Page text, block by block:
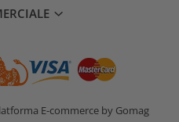
E-commerce by Gomag